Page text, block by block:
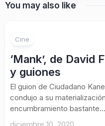
You may also like
Cine
‘Mank’, de David
y guiones
El guion de Ciudadano
condujo a su
encumbramiento bastante...